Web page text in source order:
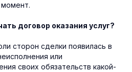
договор оказания услуг?
сторон сделки появилась в
или
своих обязательств какой-